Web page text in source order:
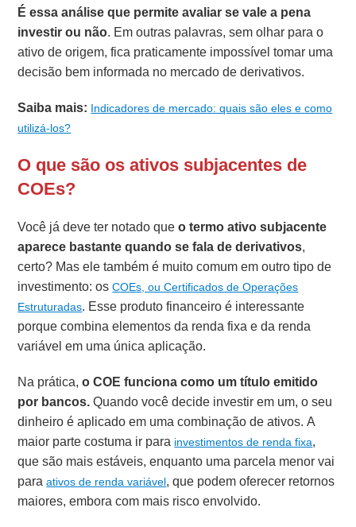
É essa análise que permite avaliar se vale a pena
investir ou não. Em outras palavras, sem olhar para o
ativo de origem, fica praticamente impossível tomar uma
decisão bem informada no mercado de derivativos.
Saiba mais: Indicadores de mercado: quais são eles e como
utilizá-los?
O que são os ativos subjacentes de
COEs?
Você já deve ter notado queo termo ativo subjacente
aparece bastante quando se fala de derivativos,
certo? Mas ele também é muito comum em outro tipo de
investimento: osCOEs, ou Certificados de Operações
Estruturadas. Esse produto financeiro é interessante
porque combina elementos da renda fixa e da renda
variável em uma única aplicação.
Na prática,o COE funciona como um título emitido
por bancos.Quando você decide investir em um, o seu
dinheiro é aplicado em uma combinação de ativos. A
maior parte costuma ir para investimentos de renda fixa,
que são mais estáveis, enquanto uma parcela menor vai
paraativos de renda variável, que podem oferecer retornos
maiores, embora com mais risco envolvido.